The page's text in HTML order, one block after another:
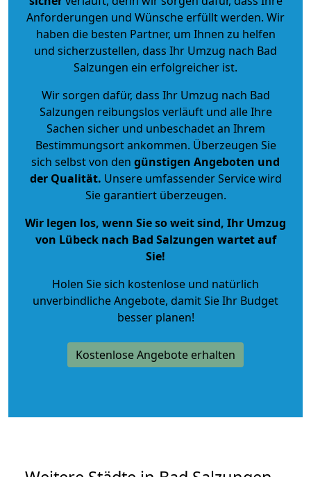
Anforderungen und Wünsche erfüllt werden. Wir
haben die besten Partner, um Ihnen zu helfen
und sicherzustellen, dass Ihr Umzug nach Bad
Salzungen ein erfolgreicher ist.
Wir sorgen dafür, dass Ihr Umzug nach Bad
Salzungen reibungslos verläuft und alle Ihre
Sachen sicher und unbeschadet an Ihrem
Bestimmungsort ankommen. Überzeugen Sie
sich selbst von den günstigen Angeboten und
der Qualität. Unsere umfassender Service wird
Sie garantiert überzeugen.
Wir legen los, wenn Sie so weit sind, Ihr Umzug
von Lübeck nach Bad Salzungen wartet auf
Sie!
Holen Sie sich kostenlose und natürlich
unverbindliche Angebote, damit Sie Ihr Budget
besser planen!
Kostenlose Angebote erhalten